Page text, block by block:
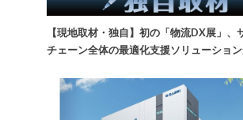
【現地取材・独自】初の「物流DX展」、
チェーン全体の最適化支援ソリューショ